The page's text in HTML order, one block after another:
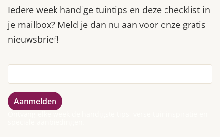
Iedere week handige tuintips en deze checklist in
je mailbox? Meld je dan nu aan voor onze gratis
nieuwsbrief!